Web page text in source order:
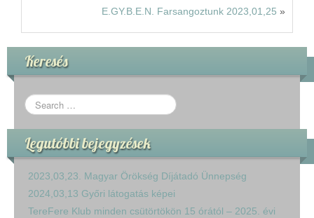
E.GY.B.E.N. Farsangoztunk 2023,01,25 »
Keresés
Legutóbbi bejegyzések
2023,03,23. Magyar Örökség Díjátadó Ünnepség
2024,03,13 Győri látogatás képei
TereFere Klub minden csütörtökön 15 órától – 2025. évi